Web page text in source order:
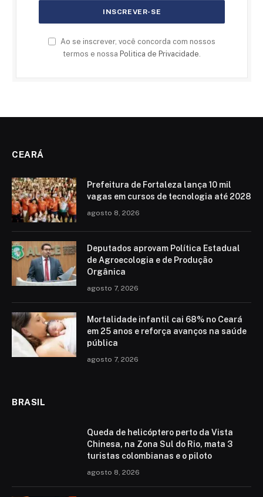
Ao se inscrever, você concorda com nossos
termos e nossa Politica de Privacidade.
CEARÁ
Prefeitura de Fortaleza lança 10 mil
vagas em cursos de tecnologia até 2028
agosto 8, 2026
Deputados aprovam Política Estadual
de Agroecologia e de Produção
Orgânica
agosto 7, 2026
Mortalidade infantil cai 68% no Ceará
em 25 anos e reforça avanços na saúde
pública
agosto 7, 2026
BRASIL
Queda de helicóptero perto da Vista
Chinesa, na Zona Sul do Rio, mata 3
turistas colombianas e o piloto
agosto 8, 2026